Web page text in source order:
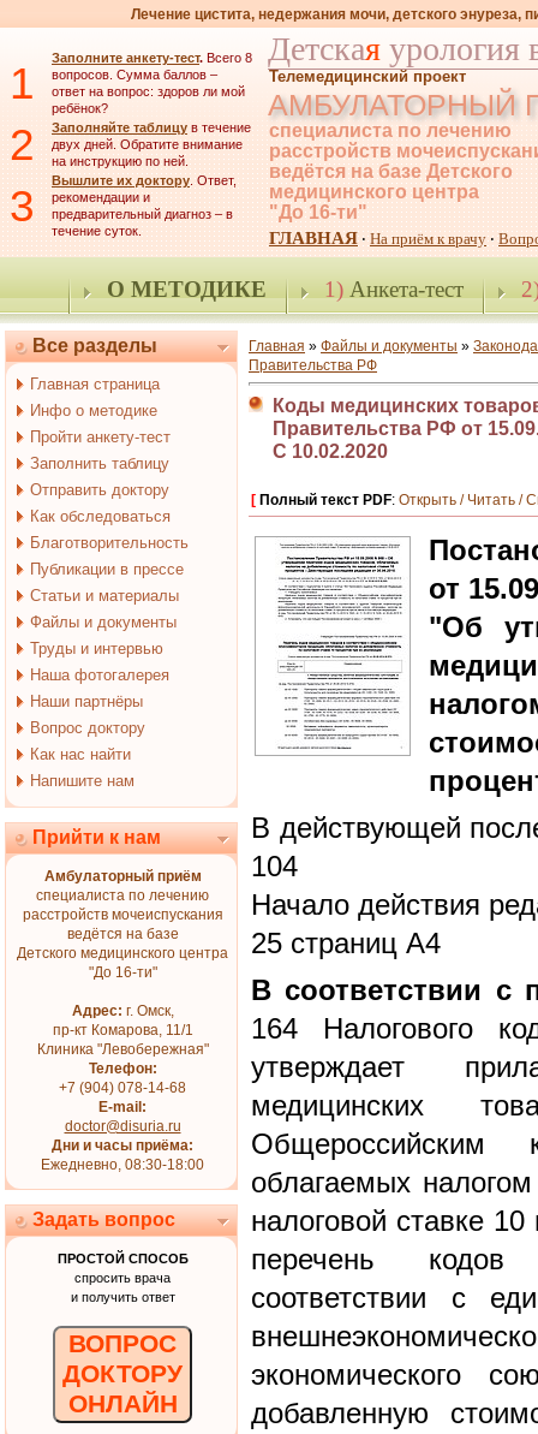
Лечение цистита, недержания мочи, детского энуреза,
1 Заполните анкету-тест. Всего 8
вопросов. Сумма баллов –
ответ на вопрос: здоров ли мой
ребёнок?
2 Заполняйте таблицу в течение
двух дней. Обратите внимание
на инструкцию по ней.
3 Вышлите их доктору. Ответ,
рекомендации и
предварительный диагноз – в
течение суток.
Детская урология
Телемедицинский проект
АМБУЛАТОРНЫЙ
специалиста по лечению
расстройств
ведётся на базе Детского
медицинского центра
"До 16-ти"
ГЛАВНАЯ · На приём к врачу ·
О МЕТОДИКЕ 1)Анкета-тест
Все разделы
Главная страница
Инфо о методике
Пройти анкету-тест
Заполнить таблицу
Отправить доктору
Как обследоваться
Благотворительность
Публикации в прессе
Статьи и материалы
Файлы и документы
Труды и интервью
Наша фотогалерея
Наши партнёры
Вопрос доктору
Как нас найти
Напишите нам
Прийти к нам
Амбулаторный приём
специалиста по лечению
расстройств мочеиспускания
ведётся на базе
Детского медицинского центра
"До 16-ти"
Адрес: г. Омск,
пр-кт Комарова, 11/1
Клиника "Левобережная"
Телефон:
+7 (904) 078-14-68
E-mail:
doctor@disuria.ru
Дни и часы приёма:
Ежедневно, 08:30-18:00
Задать вопрос
ПРОСТОЙ СПОСОБ
спросить врача
и получить ответ
ВОПРОС
ДОКТОРУ
ОНЛАЙН
Главная » Файлы и документы »
Правительства РФ
Коды медицинских
Правительства РФ от
С 10.02.2020
[ Полный текст PDF: Открыть / Читать /
от
"Об
В действующей
104
Начало действия
25 страниц А4
В соответствии с
164 Налогового
утверждает
медицинских
Общероссийским
облагаемых
налоговой ставке
перечень
соответствии с
экономического
добавленную